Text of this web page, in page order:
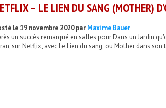
– LE LIEN DU SANG (MOTHER)
le 19 novembre 2020 par Maxime Bauer
un succès remarqué en salles pour Dans un Jardin
sur Netflix, avec Le Lien du sang, ou Mother dans